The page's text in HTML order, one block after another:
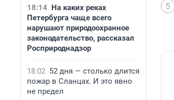
18:14 На каких реках
Петербурга чаще всего
нарушают природоохранное
законодательство, рассказал
Росприроднадзор
18:02 52 дня — столько длится
пожар в Сланцах. И это явно
не предел
5